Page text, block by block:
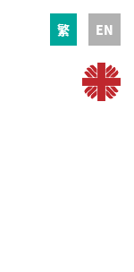
繁 EN